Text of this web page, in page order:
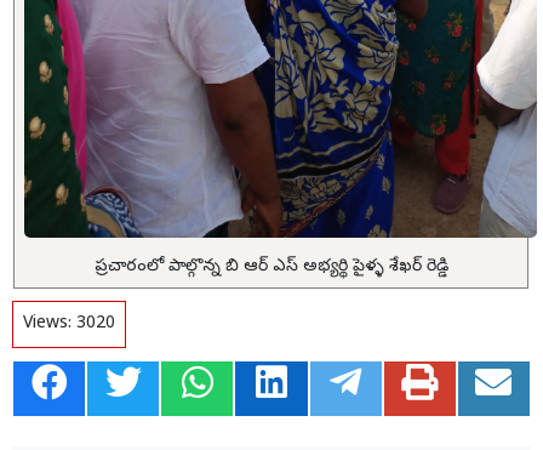
ప్రచారంలో పాల్గొన్న బి ఆర్ ఎస్ అభ్యర్థి పైళ్ళ శేఖర్ రెడ్డి
Views: 3020